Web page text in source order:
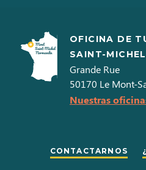
OFICINA DE
SAINT-
Grande Rue
50170 Le Mont-
Nuestras
CONTACTARNOS